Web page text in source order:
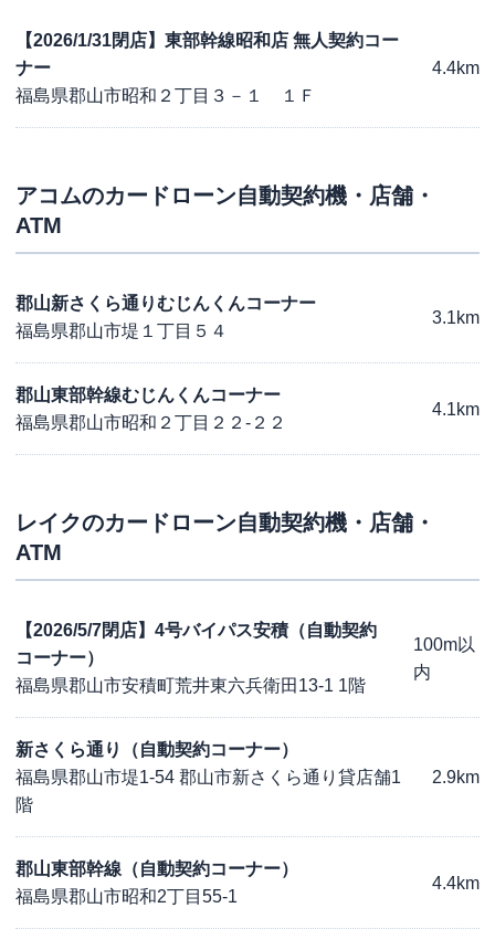
【2026/1/31閉店】東部幹線昭和店 無人契約コー
ナー
福島県郡山市昭和２丁目３－１ １Ｆ
4.4km
アコムのカードローン自動契約機・店舗・
ATM
郡山新さくら通りむじんくんコーナー
福島県郡山市堤１丁目５４
3.1km
郡山東部幹線むじんくんコーナー
福島県郡山市昭和２丁目２２-２２
4.1km
レイクのカードローン自動契約機・店舗・
ATM
【2026/5/7閉店】4号バイパス安積（自動契約
コーナー）
福島県郡山市安積町荒井東六兵衛田13-1 1階
100m以
内
新さくら通り（自動契約コーナー）
福島県郡山市堤1-54 郡山市新さくら通り貸店舗1
階
2.9km
郡山東部幹線（自動契約コーナー）
福島県郡山市昭和2丁目55-1
4.4km